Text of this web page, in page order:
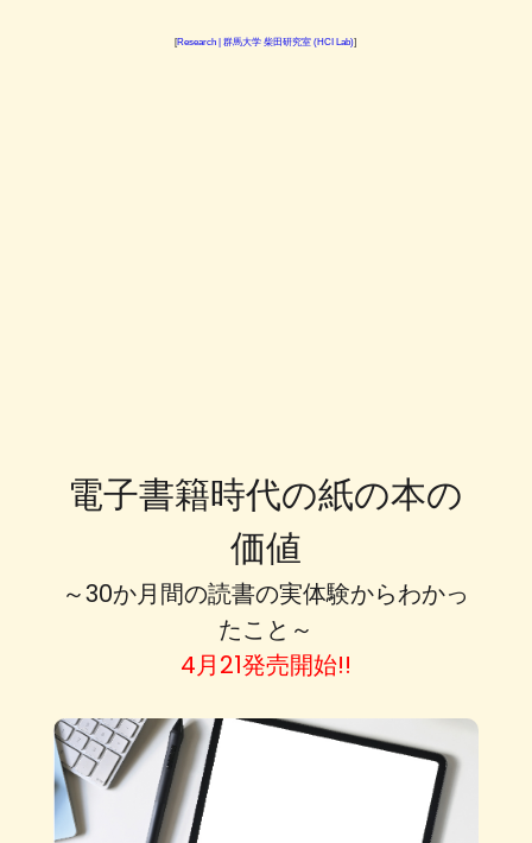
[Research | 群馬大学 柴田研究室 (HCI Lab)]
電子書籍時代の紙の本の
価値
～30か月間の読書の実体験からわかっ
たこと～
4月21発売開始!!